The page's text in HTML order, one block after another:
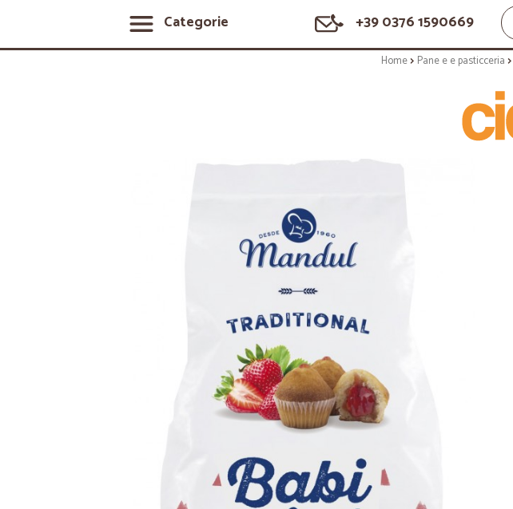
Categorie +39 0376 1590669
Home Pane e e pasticceria